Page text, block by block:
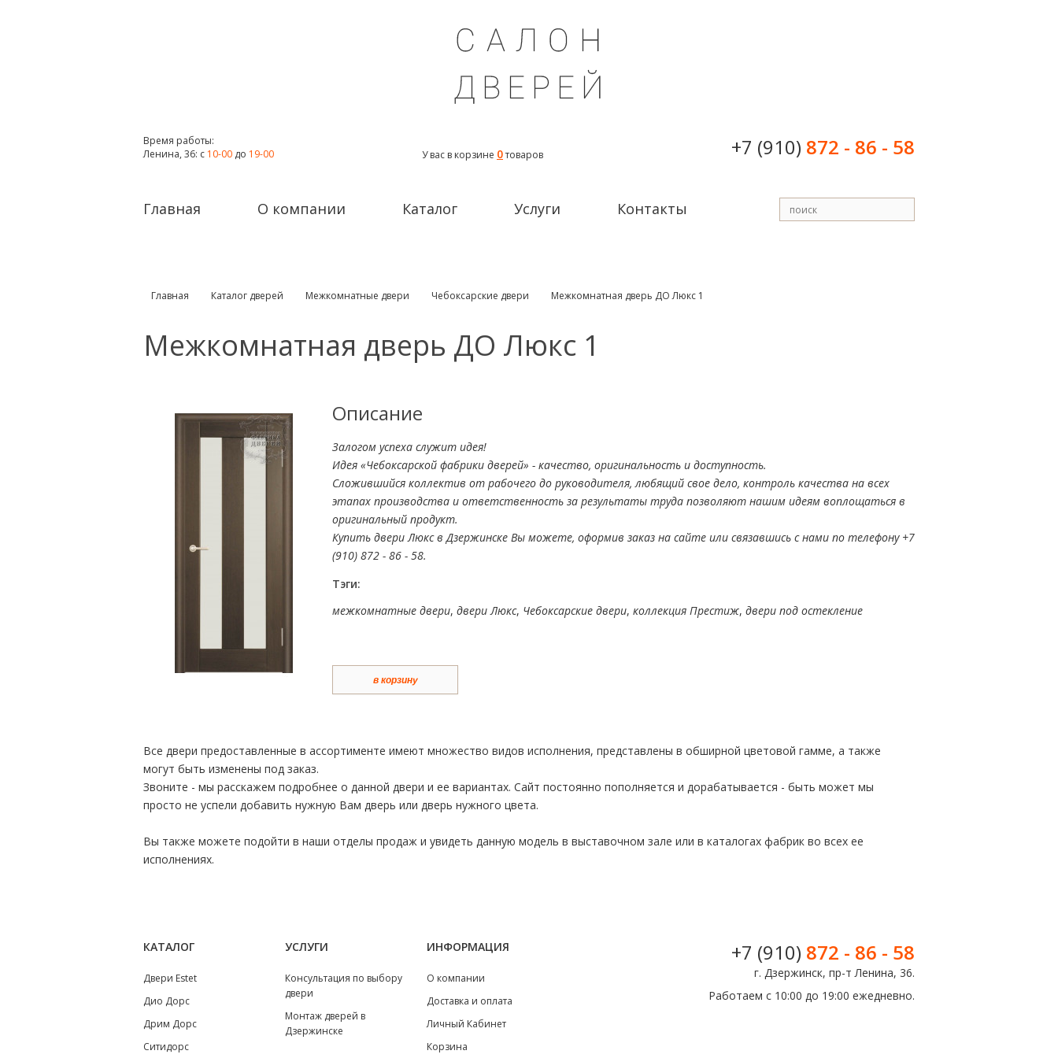
Время работы:
Ленина, 36: с 10-00 до 19-00 У вас в корзине 0товаров +7 (910) 872 - 86 - 58
Главная О компании Каталог Услуги Контакты
Главная Каталог дверей Межкомнатные двери Чебоксарские двери Межкомнатная дверь ДО Люкс 1
Межкомнатная дверь ДО Люкс 1
Описание
Залогом успеха служит идея!
Идея «Чебоксарской фабрики дверей» - качество, оригинальность и доступность.
Сложившийся коллектив от рабочего до руководителя, любящий свое дело, контроль качества на всех
этапах производства и ответственность за результаты труда позволяют нашим идеям воплощаться в
оригинальный продукт.
Купить двери Люкс в Дзержинске Вы можете, оформив заказ на сайте или связавшись с нами по телефону +7
(910) 872 - 86 - 58.
Тэги:
межкомнатные двери, двери Люкс, Чебоксарские двери, коллекция Престиж, двери под остекление
в корзину
Все двери предоставленные в ассортименте имеют множество видов исполнения, представлены в обширной цветовой гамме, а также
могут быть изменены под заказ.
Звоните - мы расскажем подробнее о данной двери и ее вариантах. Сайт постоянно пополняется и дорабатывается - быть может мы
просто не успели добавить нужную Вам дверь или дверь нужного цвета.
Вы также можете подойти в наши отделы продаж и увидеть данную модель в выставочном зале или в каталогах фабрик во всех ее
исполнениях.
КАТАЛОГ
Двери Estet
Дио Дорс
Дрим Дорс
Ситидорс
УСЛУГИ
Консультация по выбору
двери
Монтаж дверей в
Дзержинске
ИНФОРМАЦИЯ
О компании
Доставка и оплата
Личный Кабинет
Корзина
+7 (910) 872 - 86 - 58
г. Дзержинск, пр-т Ленина, 36.
Работаем с 10:00 до 19:00 ежедневно.